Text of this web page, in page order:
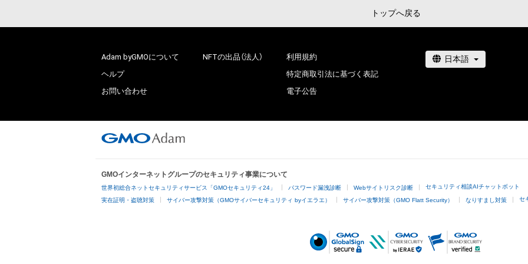
トップへ戻る
Adam byGMOについて
ヘルプ
お問い合わせ
NFTの出品（法人）
利用規約
特定商取引法に基づく表記
電子公告
GMOインターネットグループのセキュリティ事業について
世界初総合ネットセキュリティサービス「GMOセキュリティ24」 パスワード漏洩診断 Webサイトリスク診断 セキュリティ相談AIチャットボット
実在証明・盗聴対策 サイバー攻撃対策（GMOサイバーセキュリティ byイエラエ） サイバー攻撃対策（GMO Flatt Security） なりすまし対策 セ